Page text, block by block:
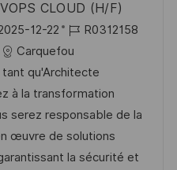
c
h
a
g
e
CLOUD (H/F)
12-22
R
é
f
é
r
e
n
R0312158
Carquefou
qu'Architecte
à la transformation
serez responsable de la
œuvre de solutions
la sécurité et